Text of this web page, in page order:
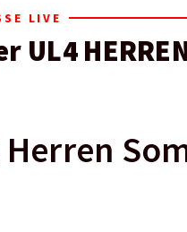
LIVE
UL4